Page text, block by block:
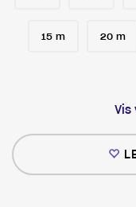
15 m 20 m
Vis